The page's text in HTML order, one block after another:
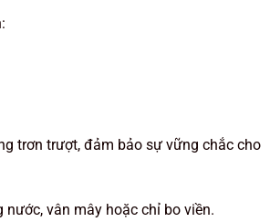
trơn trượt, đảm bảo sự vững chắc cho
vân mây hoặc chỉ bo viền.